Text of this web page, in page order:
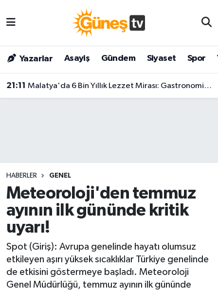
Yazarlar Asayiş Gündem Siyaset Spor
21:11 Malatya'da 6 Bin Yıllık Lezzet Mirası: Gastronomi Merkezi Kapılarını Görkemli Törenle Açtı!
HABERLER GENEL
Meteoroloji'den temmuz
ayının ilk gününde kritik
uyarı!
Spot (Giriş): Avrupa genelinde hayatı olumsuz
etkileyen aşırı yüksek sıcaklıklar Türkiye genelinde
de etkisini göstermeye başladı. Meteoroloji
Genel Müdürlüğü, temmuz ayının ilk gününde
Bilim & Teknoloji
Dünya
Magazin
Siyaset
Spor
Yaşam
Malatya Nöbetçi Eczaneler
Malatya Hava Durumu
Malatya Namaz Vakitleri
Son Dakika Haberleri
Haber Arşivi